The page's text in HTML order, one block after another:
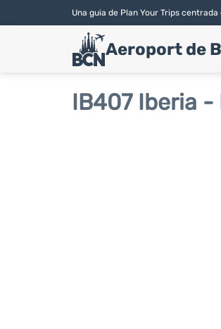
Una guia de Plan Your Trips
Aeroport de
IB407 Iberia -